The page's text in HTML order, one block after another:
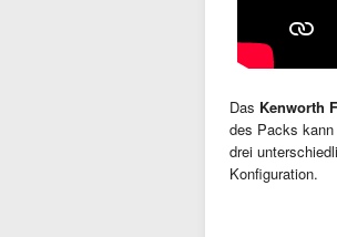
Das Kenworth
des Packs
drei
Konfiguration.